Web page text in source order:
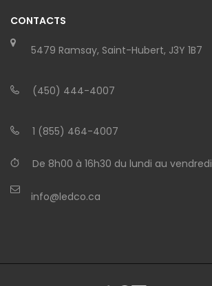
CONTACTS
5479 Ramsay, Saint-Hubert, J3Y 1B7
(450) 444-4007
1 (855) 464-4007
De 8h00 à 16h30 du lundi au vendredi
info@ledco.ca